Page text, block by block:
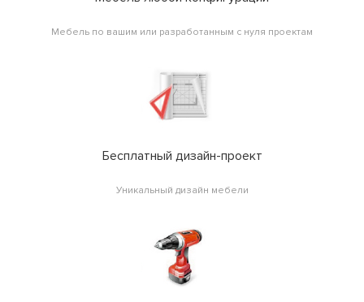
Мебель по вашим или разработанным с нуля проектам
Бесплатный дизайн-проект
Уникальный дизайн мебели